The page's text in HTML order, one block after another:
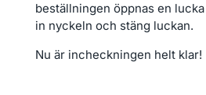
beställningen öppnas en
in nyckeln och stäng luckan.
Nu är incheckningen helt klar!